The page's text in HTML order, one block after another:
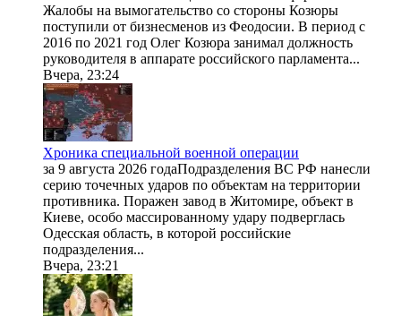
Жалобы на вымогательство со стороны Козюры
поступили от бизнесменов из Феодосии. В период с
2016 по 2021 год Олег Козюра занимал должность
руководителя в аппарате российского парламента...
Вчера, 23:24
Хроника специальной военной операции
за 9 августа 2026 годаПодразделения ВС РФ нанесли
серию точечных ударов по объектам на территории
противника. Поражен завод в Житомире, объект в
Киеве, особо массированному удару подверглась
Одесская область, в которой российские
подразделения...
Вчера, 23:21